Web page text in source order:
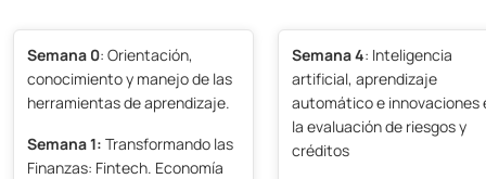
Semana 0: Orientación,
conocimiento y manejo de las
herramientas de aprendizaje.
Semana 1: Transformando las
Finanzas: Fintech. Economía
Semana 4: Inteligencia
artificial, aprendizaje
automático e innovaciones
la evaluación de riesgos y
créditos